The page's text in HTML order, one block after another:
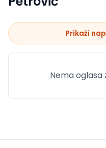
Prikaži
Nema oglasa